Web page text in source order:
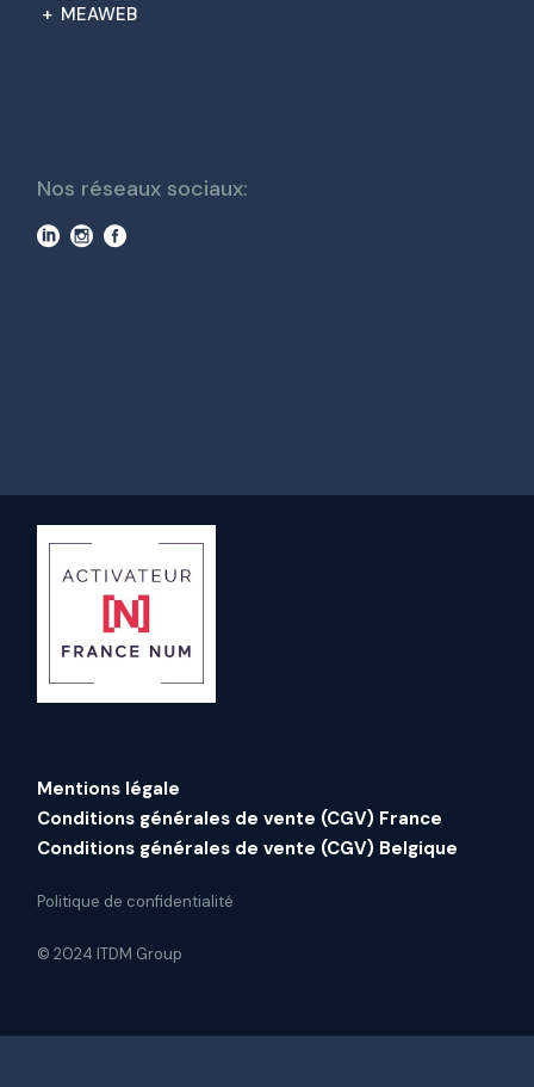
+ MEAWEB
Nos réseaux sociaux:
Mentions légale
Conditions générales de vente (CGV) France
Conditions générales de vente (CGV) Belgique
Politique de confidentialité
© 2024 ITDM Group